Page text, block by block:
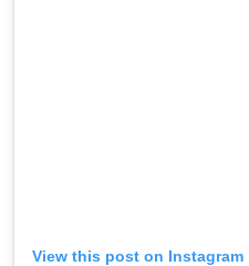
View this post on Instagram